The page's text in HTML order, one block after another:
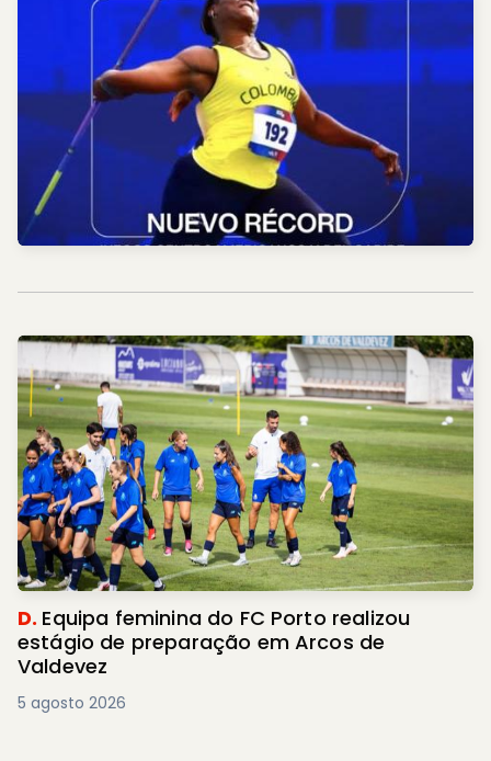
D. Equipa feminina do FC Porto realizou
estágio de preparação em Arcos de
Valdevez
5 agosto 2026